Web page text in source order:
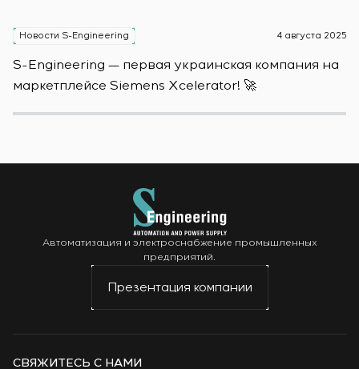
Новости S-Engineering 4 августа 2025
S-Engineering — первая украинская компания на
маркетплейсе Siemens Xcelerator! 🚀
Автоматизация и электроснабжение промышленных
предприятий.
Презентация компании
СВЯЖИТЕСЬ С НАМИ